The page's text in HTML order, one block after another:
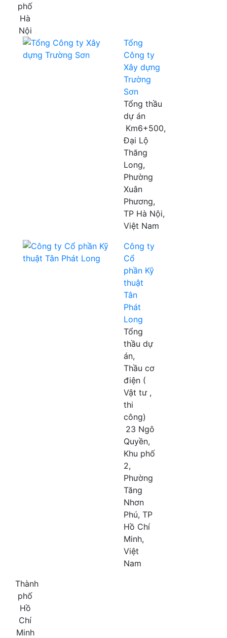
phố
Hà
Nội
Tổng
Công ty
Xây dựng
Trường
Sơn
Tổng thầu
dự án
Km6+500,
Đại Lộ
Thăng
Long,
Phường
Xuân
Phương,
TP Hà Nội,
Việt Nam
Công ty
Cổ
phần Kỹ
thuật
Tân
Phát
Long
Tổng
thầu dự
án,
Thầu cơ
điện (
Vật tư ,
thi
công)
23 Ngô
Quyền,
Khu phố
2,
Phường
Tăng
Nhơn
Phú, TP
Hồ Chí
Minh,
Việt
Nam
Thành
phố
Hồ
Chí
Minh